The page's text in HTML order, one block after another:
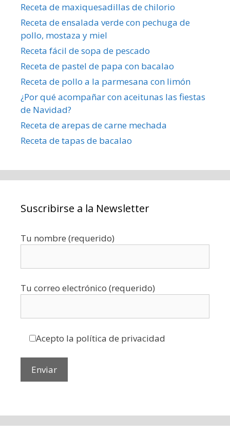
Receta de maxiquesadillas de chilorio
Receta de ensalada verde con pechuga de
pollo, mostaza y miel
Receta fácil de sopa de pescado
Receta de pastel de papa con bacalao
Receta de pollo a la parmesana con limón
¿Por qué acompañar con aceitunas las fiestas
de Navidad?
Receta de arepas de carne mechada
Receta de tapas de bacalao
Suscribirse a la Newsletter
Tu nombre (requerido)
Tu correo electrónico (requerido)
Acepto la política de privacidad